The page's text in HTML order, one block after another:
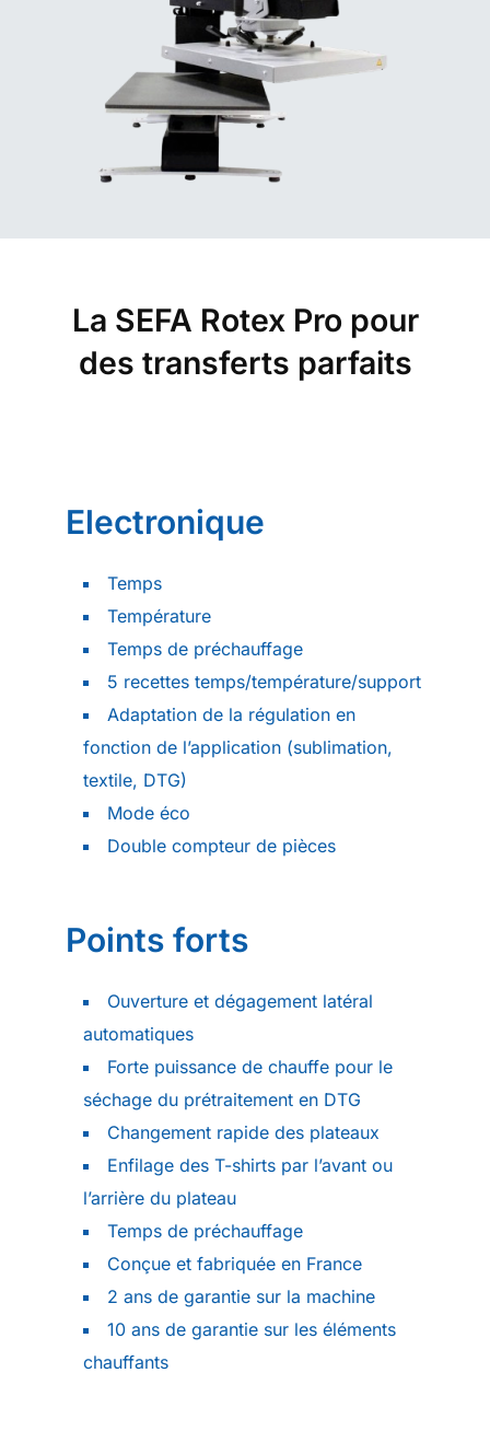
La SEFA Rotex Pro pour
des transferts parfaits
Electronique
Temps
Température
Temps de préchauffage
5 recettes temps/température/support
Adaptation de la régulation en
fonction de l’application (sublimation,
textile, DTG)
Mode éco
Double compteur de pièces
Points forts
Ouverture et dégagement latéral
automatiques
Forte puissance de chauffe pour le
séchage du prétraitement en DTG
Changement rapide des plateaux
Enfilage des T-shirts par l’avant ou
l’arrière du plateau
Temps de préchauffage
Conçue et fabriquée en France
2 ans de garantie sur la machine
10 ans de garantie sur les éléments
chauffants